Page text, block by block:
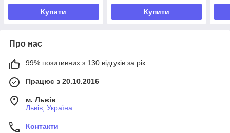
Купити Купити
Про нас
99% позитивних з 130 відгуків за рік
Працює з 20.10.2016
м. Львів
Львів, Україна
Контакти